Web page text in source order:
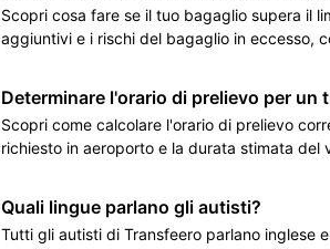
Scopri cosa fare se il tuo bagaglio supera il
aggiuntivi e i rischi del bagaglio in eccesso,
Determinare l'orario di prelievo per
Scopri come calcolare l'orario di prelievo
richiesto in aeroporto e la durata stimata del
Quali lingue parlano gli autisti?
Tutti gli autisti di Transfeero parlano inglese